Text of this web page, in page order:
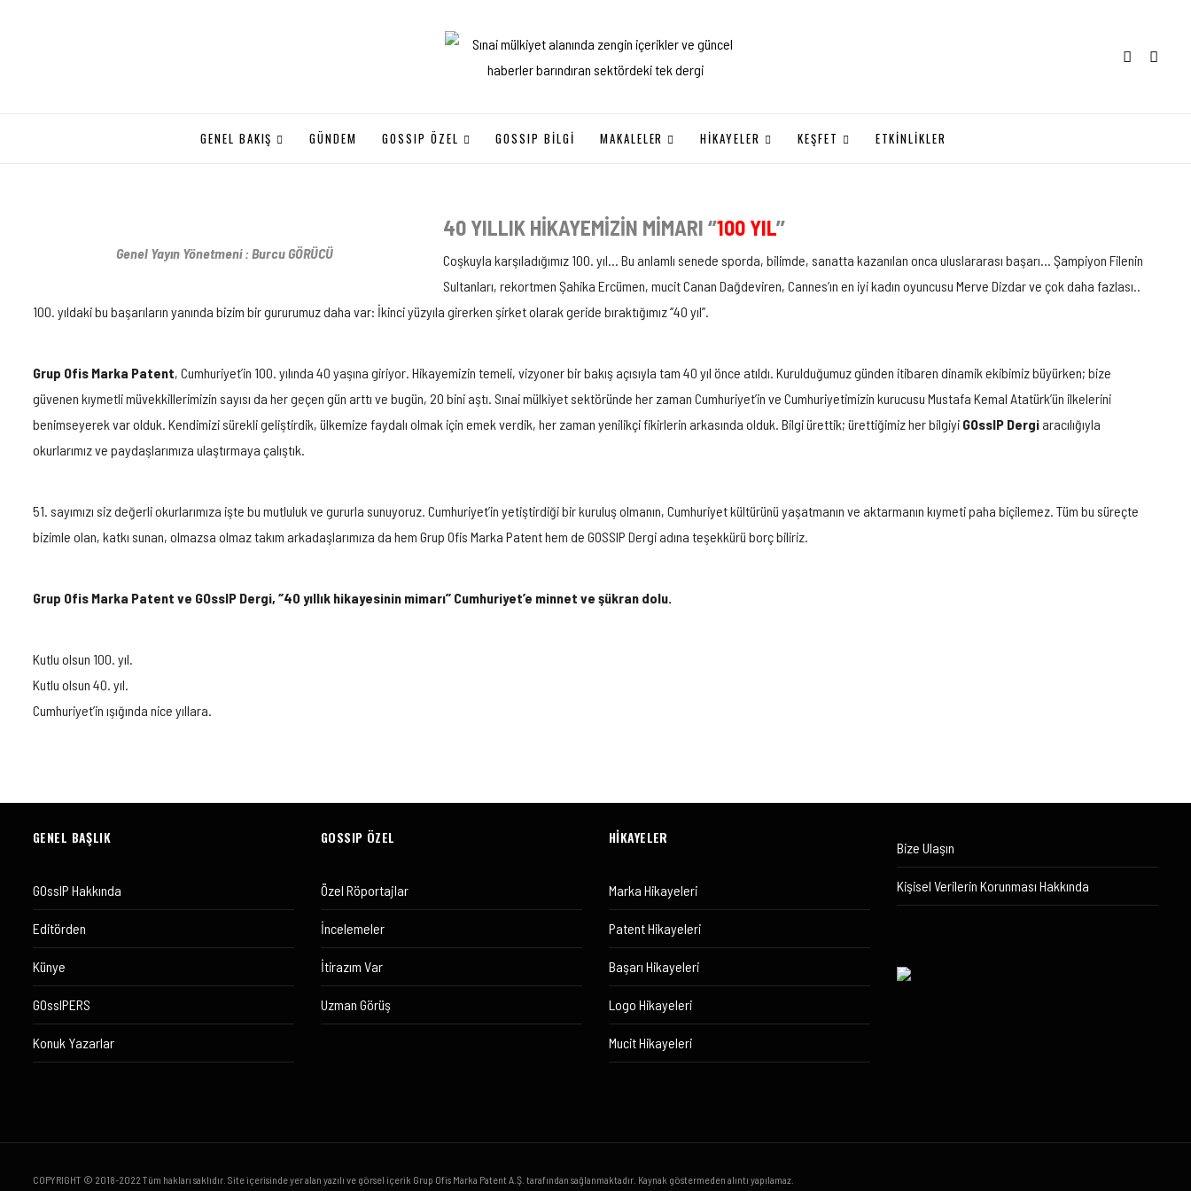
GENEL BAKIŞ GÜNDEM GOSSIP ÖZEL GOSSIP BILGI MAKALELER HİKAYELER KEŞFET ETKİNLİKLER
Genel Yayın Yönetmeni : Burcu GÖRÜCÜ
40 YILLIK HİKAYEMİZİN MİMARI ‘’100 YIL’’
Coşkuyla karşıladığımız 100. yıl… Bu anlamlı senede sporda, bilimde, sanatta kazanılan onca uluslararası başarı… Şampiyon Filenin
Sultanları, rekortmen Şahika Ercümen, mucit Canan Dağdeviren, Cannes’ın en iyi kadın oyuncusu Merve Dizdar ve çok daha fazlası..
100. yıldaki bu başarıların yanında bizim bir gururumuz daha var: İkinci yüzyıla girerken şirket olarak geride bıraktığımız ‘’40 yıl’’.
Grup Ofis Marka Patent, Cumhuriyet’in 100. yılında 40 yaşına giriyor. Hikayemizin temeli, vizyoner bir bakış açısıyla tam 40 yıl önce atıldı. Kurulduğumuz günden itibaren dinamik ekibimiz büyürken; bize
güvenen kıymetli müvekkillerimizin sayısı da her geçen gün arttı ve bugün, 20 bini aştı. Sınai mülkiyet sektöründe her zaman Cumhuriyet’in ve Cumhuriyetimizin kurucusu Mustafa Kemal Atatürk’ün ilkelerini
benimseyerek var olduk. Kendimizi sürekli geliştirdik, ülkemize faydalı olmak için emek verdik, her zaman yenilikçi fikirlerin arkasında olduk. Bilgi ürettik; ürettiğimiz her bilgiyi GOssIP Dergi aracılığıyla
okurlarımız ve paydaşlarımıza ulaştırmaya çalıştık.
51. sayımızı siz değerli okurlarımıza işte bu mutluluk ve gururla sunuyoruz. Cumhuriyet’in yetiştirdiği bir kuruluş olmanın, Cumhuriyet kültürünü yaşatmanın ve aktarmanın kıymeti paha biçilemez. Tüm bu süreçte
bizimle olan, katkı sunan, olmazsa olmaz takım arkadaşlarımıza da hem Grup Ofis Marka Patent hem de GOSSIP Dergi adına teşekkürü borç biliriz.
Grup Ofis Marka Patent ve GOssIP Dergi, ‘’40 yıllık hikayesinin mimarı’’ Cumhuriyet’e minnet ve şükran dolu.
Kutlu olsun 100. yıl.
Kutlu olsun 40. yıl.
Cumhuriyet’in ışığında nice yıllara.
GENEL BAŞLIK
GOssIP Hakkında
Editörden
Künye
GOssIPERS
Konuk Yazarlar
GOSSIP ÖZEL
Özel Röportajlar
İncelemeler
İtirazım Var
Uzman Görüş
HİKAYELER
Marka Hikayeleri
Patent Hikayeleri
Başarı Hikayeleri
Logo Hikayeleri
Mucit Hikayeleri
Bize Ulaşın
Kişisel Verilerin Korunması Hakkında
COPYRIGHT © 2018-2022 Tüm hakları saklıdır. Site içerisinde yer alan yazılı ve görsel içerik Grup Ofis Marka Patent A.Ş. tarafından sağlanmaktadır. Kaynak göstermeden alıntı yapılamaz.